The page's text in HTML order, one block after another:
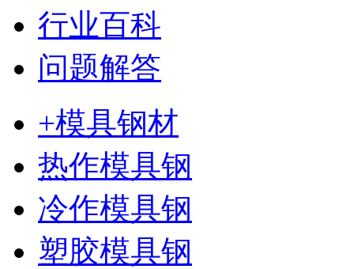
行业百科
问题解答
+模具钢材
热作模具钢
冷作模具钢
塑胶模具钢